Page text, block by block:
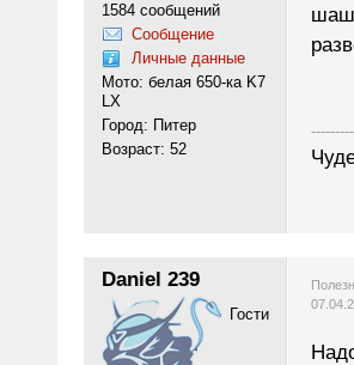
1584 сообщений
Сообщение
Личные данные
Мото: белая 650-ка K7
LX
Город: Питер
Возраст: 52
Daniel 239
Гости